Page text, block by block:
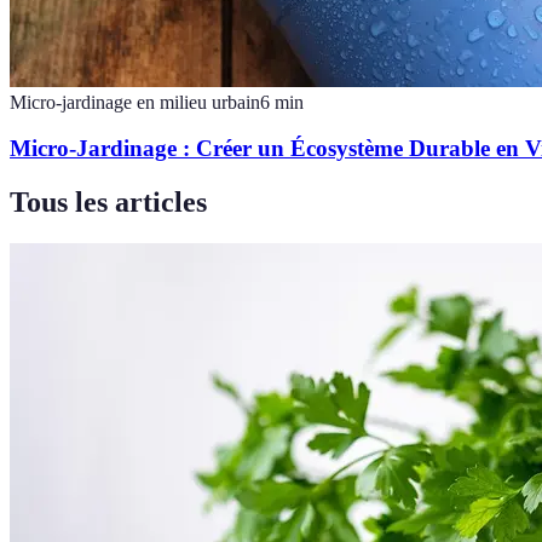
Micro-jardinage en milieu urbain6 min
Micro-Jardinage : Créer un Écosystème Durable en
Tous les articles